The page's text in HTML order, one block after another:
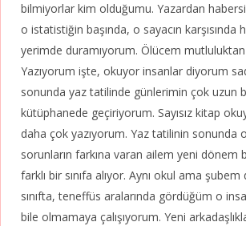
bilmiyorlar kim olduğumu. Yazardan
o istatistiğin başında, o sayacın karşısında
yerimde duramıyorum. Ölücem
Yazıyorum işte, okuyor insanlar diyorum
sonunda yaz tatilinde günlerimin çok uzun
kütüphanede geçiriyorum. Sayısız kitap
daha çok yazıyorum. Yaz tatilinin sonunda
sorunların farkına varan ailem yeni dönem
farklı bir sınıfa alıyor. Aynı okul ama
sınıfta, teneffüs aralarında gördüğüm o
bile olmamaya çalışıyorum. Yeni